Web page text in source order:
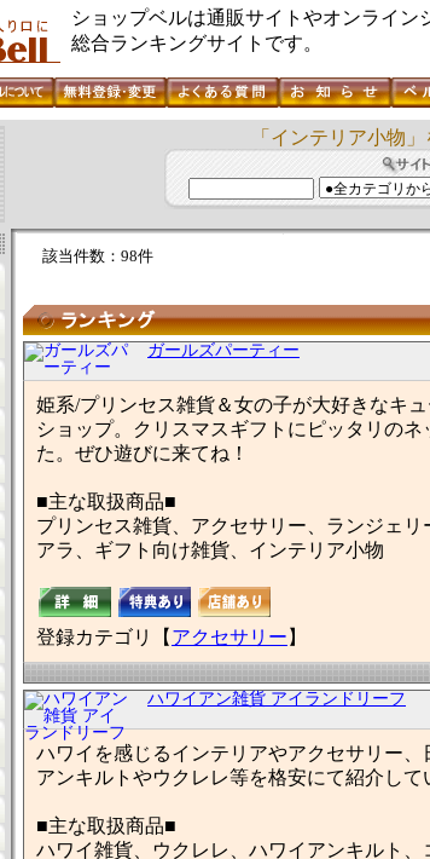
ショップベルは通販サイトやオンライン
総合ランキングサイトです。
「インテリア小物
該当件数：98件
ガールズパーティー
姫系/プリンセス雑貨＆女の子が大好きなキ
ショップ。クリスマスギフトにピッタリの
た。ぜひ遊びに来てね！
■主な取扱商品■
プリンセス雑貨、アクセサリー、ランジェ
アラ、ギフト向け雑貨、インテリア小物
登録カテゴリ【 アクセサリー 】
ハワイアン雑貨 アイランドリーフ
ハワイを感じるインテリアやアクセサリー
アンキルトやウクレレ等を格安にて紹介して
■主な取扱商品■
ハワイ雑貨、ウクレレ、ハワイアンキルト